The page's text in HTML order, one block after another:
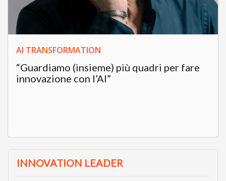
AI TRANSFORMATION
“Guardiamo (insieme) più quadri per fare
innovazione con l’AI”
INNOVATION LEADER